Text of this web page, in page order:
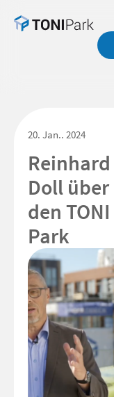
20. Jan.. 2024
Reinhard
Doll über
den TONI
Park